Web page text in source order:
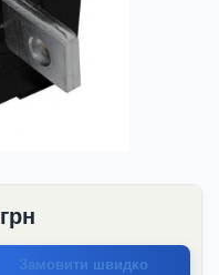
грн
Замовити швидко